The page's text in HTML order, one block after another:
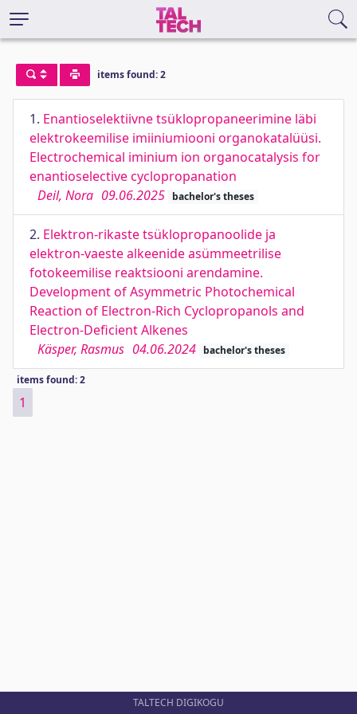
items found: 2
1. Enantioselektiivne tsüklopropaneerimine läbi
elektrokeemilise imiiniumiooni organokatalüüsi.
Electrochemical iminium ion organocatalysis for
enantioselective cyclopropanation
Deil, Nora 09.06.2025 bachelor's theses
2. Elektron-rikaste tsüklopropanoolide ja
elektron-vaeste alkeenide asümmeetrilise
fotokeemilise reaktsiooni arendamine.
Development of Asymmetric Photochemical
Reaction of Electron-Rich Cyclopropanols and
Electron-Deficient Alkenes
Käsper, Rasmus 04.06.2024 bachelor's theses
items found: 2
1
TALTECH DIGIKOGU